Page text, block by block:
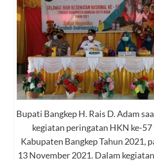
Bupati Bangkep H. Rais D. Adam
kegiatan peringatan HKN ke-
Kabupaten Bangkep Tahun 2021,
13 November 2021. Dalam